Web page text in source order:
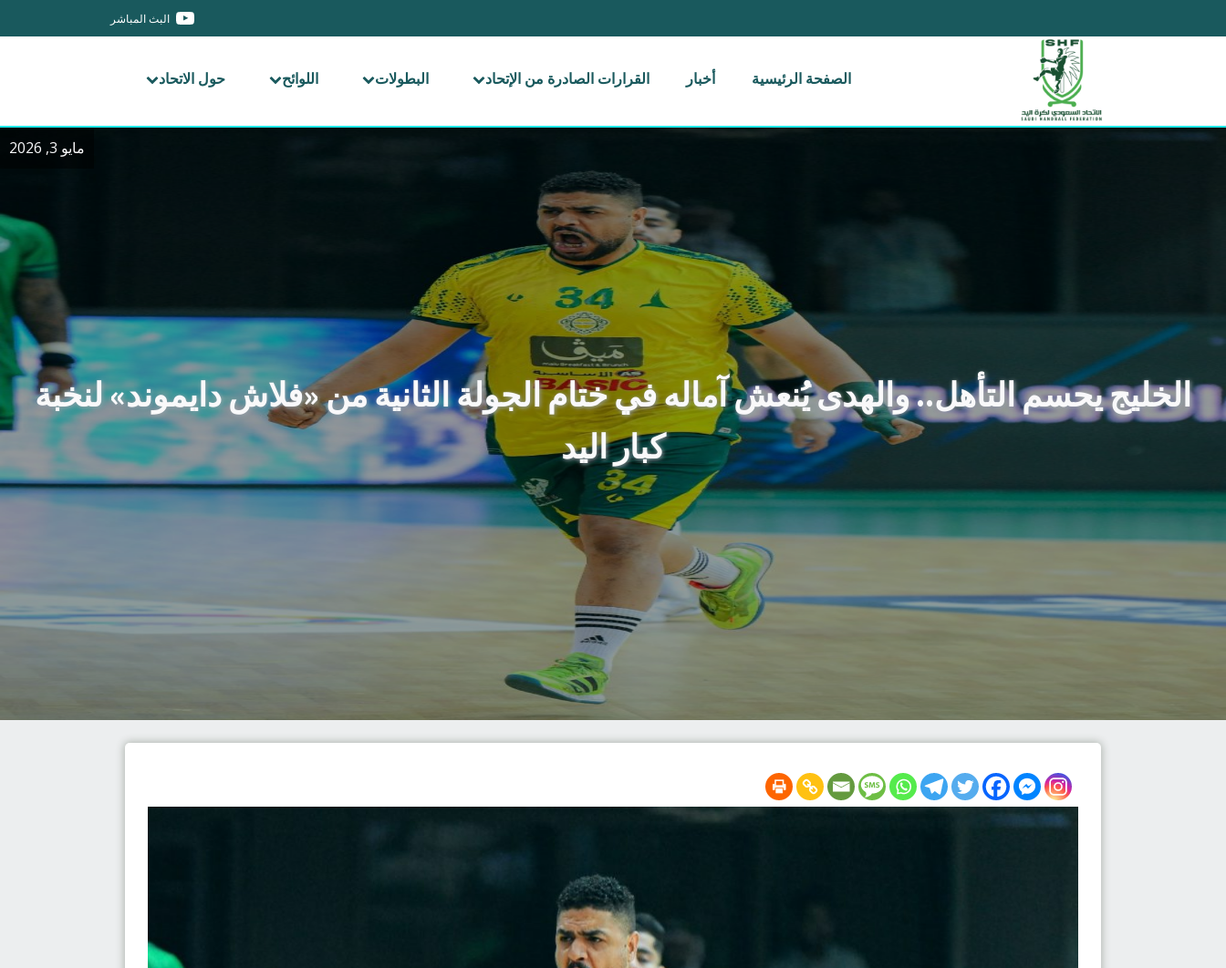
البث المباشر
الصفحة الرئيسية أخبار القرارات الصادرة من الإتحاد البطولات اللوائح حول الاتحاد
مايو 3, 2026
الخليج يحسم التأهل.. والهدى يُنعش آماله في ختام الجولة الثانية من «فلاش دايموند» لنخبة
كبار اليد